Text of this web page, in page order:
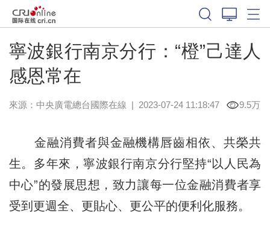
寧波銀行南京分行：“橙”己達人
感恩常在
來源：中央廣電總台國際在線 | 2023-07-24 11:18:47 9.5万
金融消費者與金融機構唇齒相依、共榮共
生。多年來，寧波銀行南京分行堅持“以人民為
中心”的發展思想，致力讓每一位金融消費者享
受到更週全、更貼心、更公平的便利化服務。